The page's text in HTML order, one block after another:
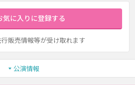
気に入りに登録する
販売情報等が受け取れます
公演情報